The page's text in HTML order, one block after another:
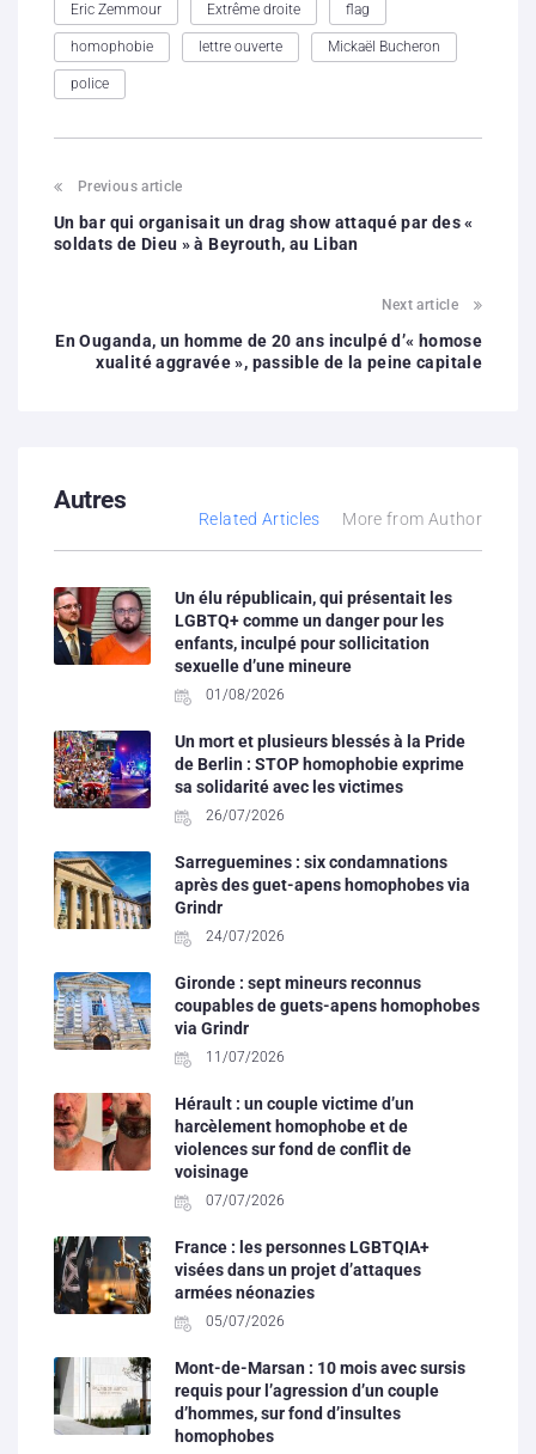
Eric Zemmour Extrême droite flag
homophobie lettre ouverte Mickaël Bucheron
police
Previous article
Un bar qui organisait un drag show attaqué par des «
soldats de Dieu » à Beyrouth, au Liban
Next article
En Ouganda, un homme de 20 ans inculpé d’« homose
xualité aggravée », passible de la peine capitale
Autres
Related Articles More from Author
Un élu républicain, qui présentait les
LGBTQ+ comme un danger pour les
enfants, inculpé pour sollicitation
sexuelle d’une mineure
01/08/2026
Un mort et plusieurs blessés à la Pride
de Berlin : STOP homophobie exprime
sa solidarité avec les victimes
26/07/2026
Sarreguemines : six condamnations
après des guet-apens homophobes via
Grindr
24/07/2026
Gironde : sept mineurs reconnus
coupables de guets-apens homophobes
via Grindr
11/07/2026
Hérault : un couple victime d’un
harcèlement homophobe et de
violences sur fond de conflit de
voisinage
07/07/2026
France : les personnes LGBTQIA+
visées dans un projet d’attaques
armées néonazies
05/07/2026
Mont-de-Marsan : 10 mois avec sursis
requis pour l’agression d’un couple
d’hommes, sur fond d’insultes
homophobes